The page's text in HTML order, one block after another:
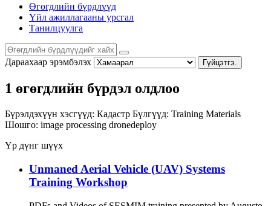
Өгөгдлийн бүрдлүүд
Үйл ажиллагааны урсгал
Танилцуулга
Дараахаар эрэмбэлэх Гүйцэтгэ.
1 өгөгдлийн бүрдэл олдлоо
Бүрэлдэхүүн хэсгүүд: Кадастр Бүлгүүд: Training Materials
Шошго: image processing dronedeploy
Үр дүнг шүүх
Unmaned Aerial Vehicle (UAV) Systems
Training Workshop